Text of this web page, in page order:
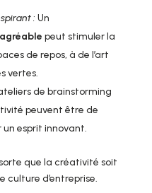
: Un
peut stimuler la
de repos, à de l’art
vertes.
de brainstorming
peuvent être de
un esprit innovant.
que la créativité soit
d’entreprise.